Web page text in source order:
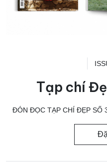
Tạp chí
ĐÓN ĐỌC TẠP CHÍ ĐẸP SỐ